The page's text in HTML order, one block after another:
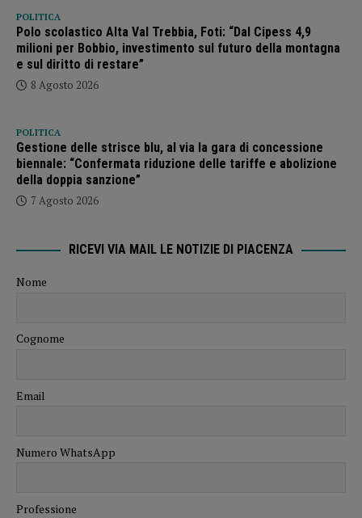
POLITICA
Polo scolastico Alta Val Trebbia, Foti: “Dal Cipess 4,9
milioni per Bobbio, investimento sul futuro della montagna
e sul diritto di restare”
8 Agosto 2026
POLITICA
Gestione delle strisce blu, al via la gara di concessione
biennale: “Confermata riduzione delle tariffe e abolizione
della doppia sanzione”
7 Agosto 2026
RICEVI VIA MAIL LE NOTIZIE DI PIACENZA
Nome
Cognome
Email
Numero WhatsApp
Professione